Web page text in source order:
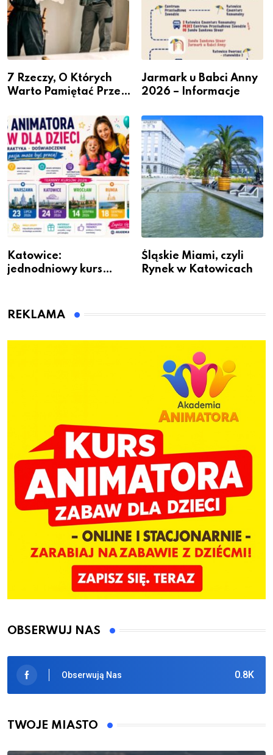
7 Rzeczy, O Których
Warto Pamiętać Przed
Jarmark u Babci Anny
2026 – Informacje
Katowice:
jednodniowy kurs
dzieci
Śląskie Miami, czyli
Rynek w Katowicach
REKLAMA
OBSERWUJ NAS
0.8K
Obserwują Nas
TWOJE MIASTO